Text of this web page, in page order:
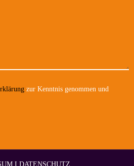
zur Kenntnis genommen und
I DATENSCHUTZ